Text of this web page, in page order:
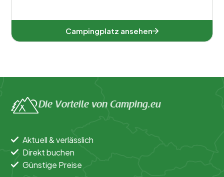
Kalmar (1)
Östergötland (1)
Campingplatz ansehen
Die Vorteile von Camping.eu
Aktuell & verlässlich
Direkt buchen
Günstige Preise